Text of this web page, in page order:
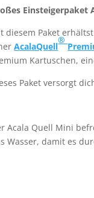
Einsteigerpaket
diesem Paket
AcalaQuell
®
Kartuschen,
Paket versorgt
Acala Quell Mini
Wasser, damit es